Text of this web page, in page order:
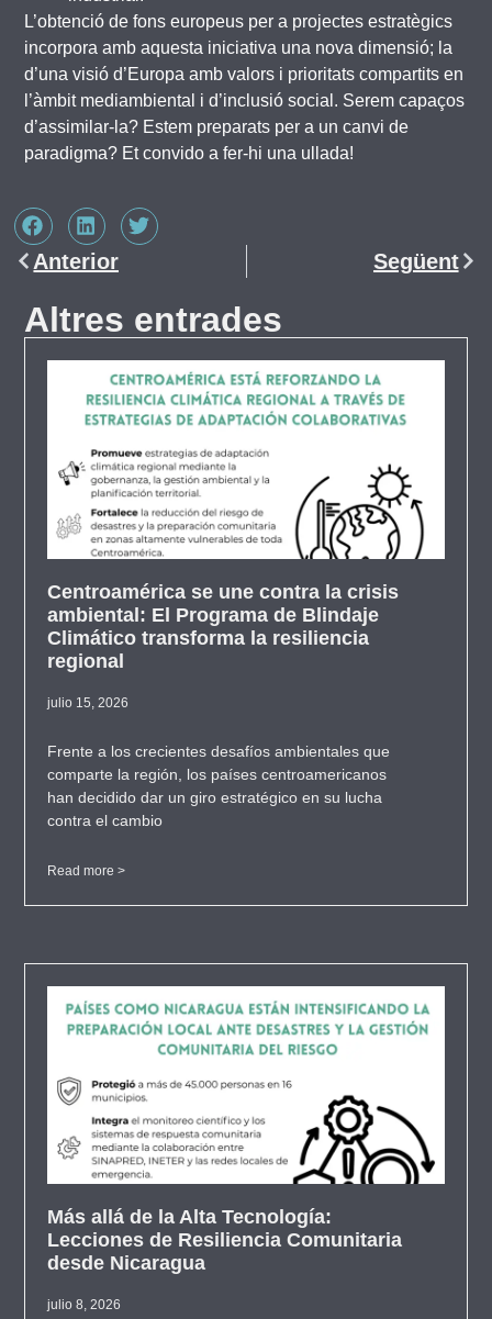
L’obtenció de fons europeus per a projectes estratègics
incorpora amb aquesta iniciativa una nova dimensió; la
d’una visió d’Europa amb valors i prioritats compartits en
l’àmbit mediambiental i d’inclusió social. Serem capaços
d’assimilar-la? Estem preparats per a un canvi de
paradigma? Et convido a fer-hi una ullada!
Anterior Següent
Altres entrades
Centroamérica se une contra la crisis
ambiental: El Programa de Blindaje
Climático transforma la resiliencia
regional
julio 15, 2026
Frente a los crecientes desafíos ambientales que
comparte la región, los países centroamericanos
han decidido dar un giro estratégico en su lucha
contra el cambio
Read more >
Más allá de la Alta Tecnología:
Lecciones de Resiliencia Comunitaria
desde Nicaragua
julio 8, 2026